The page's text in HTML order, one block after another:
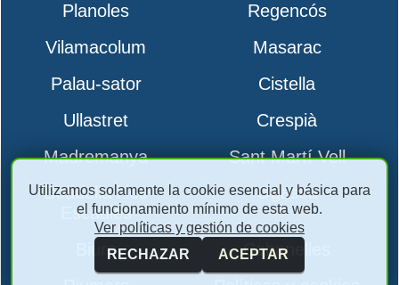
Planoles
Regencós
Vilamacolum
Masarac
Palau-sator
Cistella
Ullastret
Crespià
Madremanya
Sant Martí Vell
Boadella i les
Escaules
Ogassa
Biure
Cabanelles
Utilizamos solamente la cookie esencial y básica para
el funcionamiento mínimo de esta web.
Ver políticas y gestión de cookies
RECHAZAR
ACEPTAR